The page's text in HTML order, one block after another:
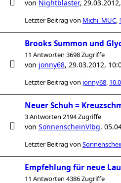
von Nightblaster,
Letzter Beitrag von Michi_MUC,
Brooks Summon und
11 Antworten 3698 Zugriffe
von jonny68, 29.03.2012,
Letzter Beitrag von jonny68,
Neuer Schuh =
3 Antworten 2194 Zugriffe
von SonnenscheinVlbg,
Letzter Beitrag von
Empfehlung für neue
11 Antworten 4386 Zugriffe